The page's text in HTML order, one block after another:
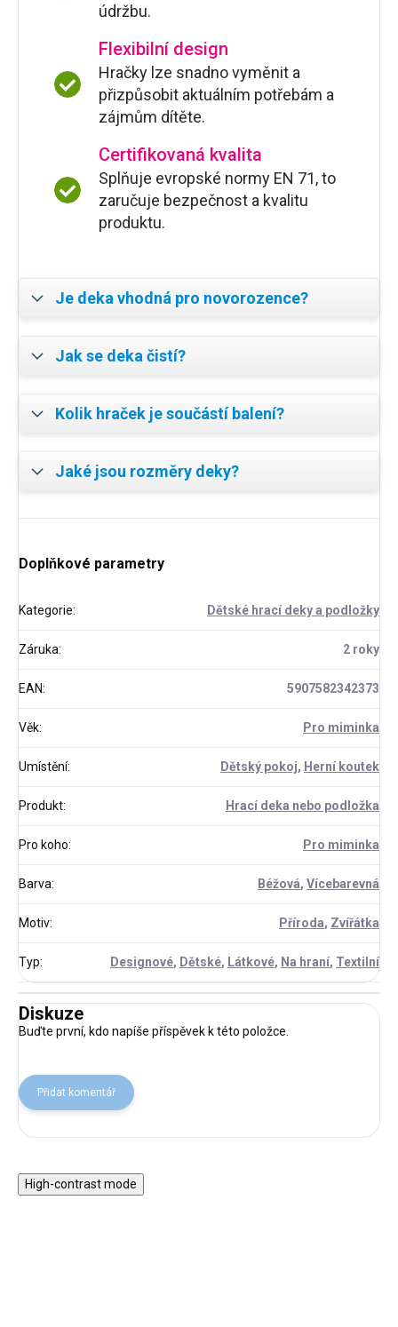
údržbu.
Flexibilní design
Hračky lze snadno vyměnit a
přizpůsobit aktuálním potřebám a
zájmům dítěte.
Certifikovaná kvalita
Splňuje evropské normy EN 71, to
zaručuje bezpečnost a kvalitu
produktu.
Je deka vhodná pro novorozence?
Jak se deka čistí?
Kolik hraček je součástí balení?
Jaké jsou rozměry deky?
Doplňkové parametry
Kategorie: Dětské hrací deky a podložky
Záruka: 2 roky
EAN: 5907582342373
Věk: Pro miminka
Umístění: Dětský pokoj, Herní koutek
Produkt: Hrací deka nebo podložka
Pro koho: Pro miminka
Barva: Béžová, Vícebarevná
Motiv: Příroda, Zvířátka
Typ: Designové, Dětské, Látkové, Na hraní, Textilní
Diskuze
Buďte první, kdo napíše příspěvek k této položce.
Přidat komentář
High-contrast mode